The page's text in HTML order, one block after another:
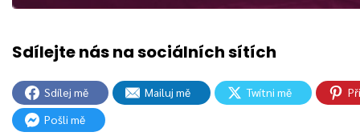
Sdílej mě Mailuj mě Twítni mě
Pošli mě